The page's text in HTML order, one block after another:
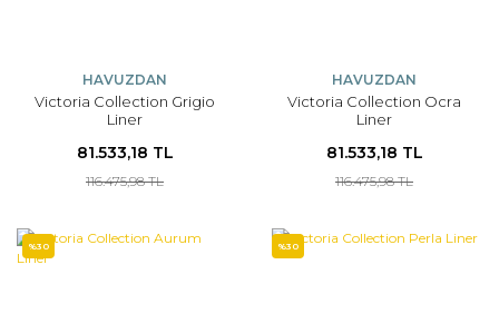
HAVUZDAN
Victoria Collection Grigio
Liner
81.533,18 TL
116.475,98 TL
HAVUZDAN
Victoria Collection Ocra
Liner
81.533,18 TL
116.475,98 TL
%30 %30